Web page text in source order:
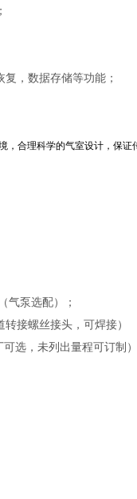
，数据存储等功能；
合理科学的气室设计，保证
气泵选配）；
接螺丝接头，可焊接）
可选，未列出量程可订制）